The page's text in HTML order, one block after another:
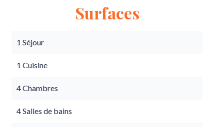
Surfaces
1 Séjour
1 Cuisine
4 Chambres
4 Salles de bains